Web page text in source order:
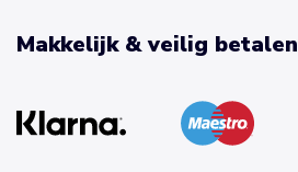
Makkelijk & veilig betalen